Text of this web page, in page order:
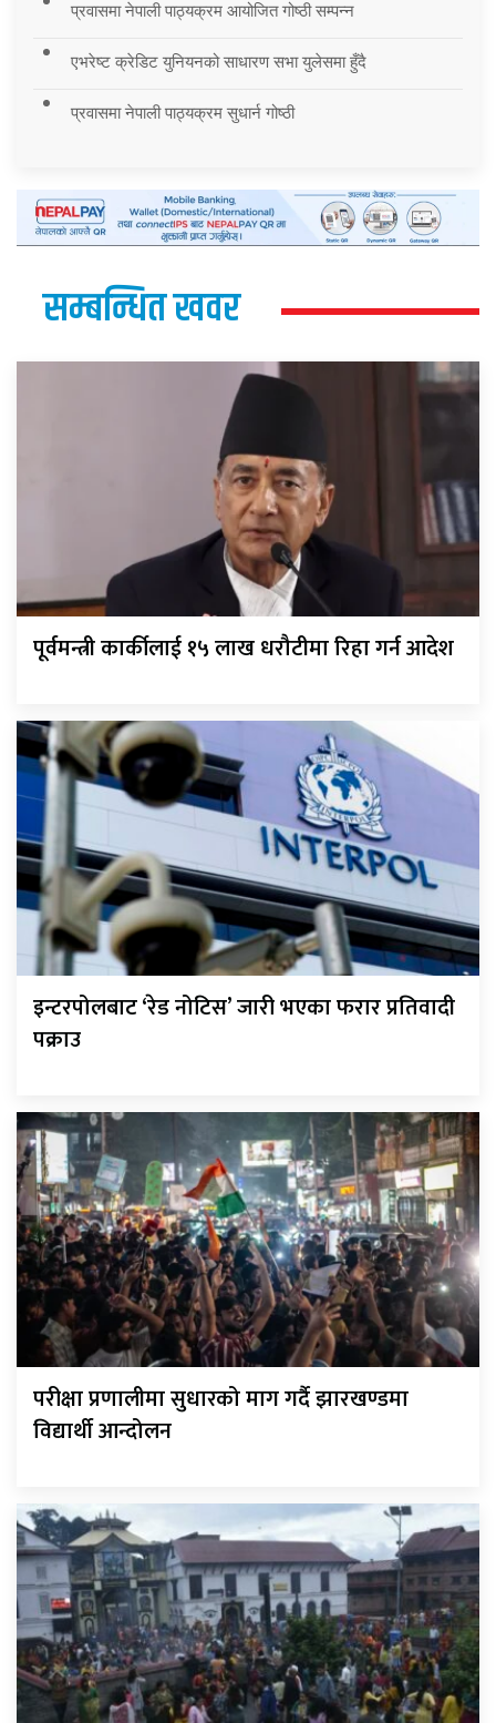
प्रवासमा नेपाली पाठ्यक्रम आयोजित गोष्ठी सम्पन्न
एभरेष्ट क्रेडिट युनियनको साधारण सभा युलेसमा हुँदै
प्रवासमा नेपाली पाठ्यक्रम सुधार्न गोष्ठी
सम्बन्धित खवर
पूर्वमन्त्री कार्कीलाई १५ लाख धरौटीमा रिहा गर्न आदेश
इन्टरपोलबाट ‘रेड नोटिस’ जारी भएका फरार प्रतिवादी
पक्राउ
परीक्षा प्रणालीमा सुधारको माग गर्दै झारखण्डमा
विद्यार्थी आन्दोलन